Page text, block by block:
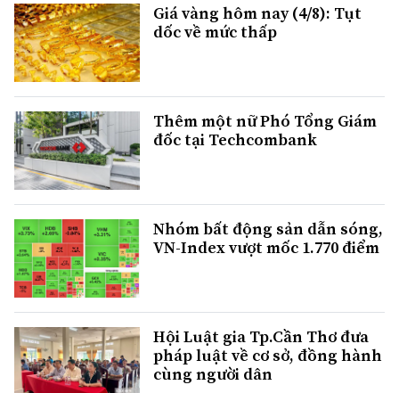
Giá vàng hôm nay (4/8): Tụt
dốc về mức thấp
Thêm một nữ Phó Tổng Giám
đốc tại Techcombank
Nhóm bất động sản dẫn sóng,
VN-Index vượt mốc 1.770 điểm
Hội Luật gia Tp.Cần Thơ đưa
pháp luật về cơ sở, đồng hành
cùng người dân